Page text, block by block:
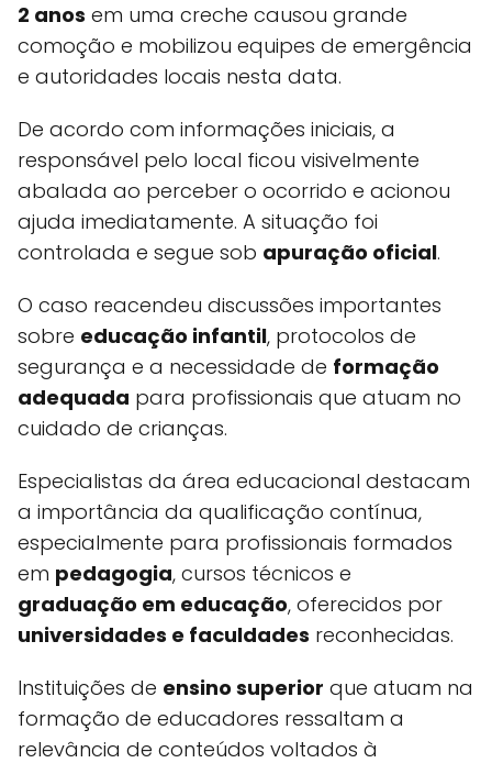
2 anos em uma creche causou grande
comoção e mobilizou equipes de emergência
e autoridades locais nesta data.
De acordo com informações iniciais, a
responsável pelo local ficou visivelmente
abalada ao perceber o ocorrido e acionou
ajuda imediatamente. A situação foi
controlada e segue sob apuração oficial.
O caso reacendeu discussões importantes
sobre educação infantil, protocolos de
segurança e a necessidade de formação
adequada para profissionais que atuam no
cuidado de crianças.
Especialistas da área educacional destacam
a importância da qualificação contínua,
especialmente para profissionais formados
em pedagogia, cursos técnicos e
graduação em educação, oferecidos por
universidades e faculdades reconhecidas.
Instituições de ensino superior que atuam na
formação de educadores ressaltam a
relevância de conteúdos voltados à